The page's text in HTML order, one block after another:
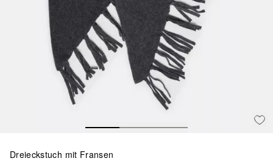
Dreieckstuch mit Fransen